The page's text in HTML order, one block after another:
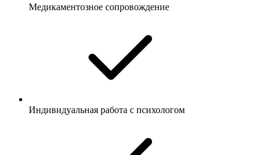
Медикаментозное сопровождение
Индивидуальная работа с психологом